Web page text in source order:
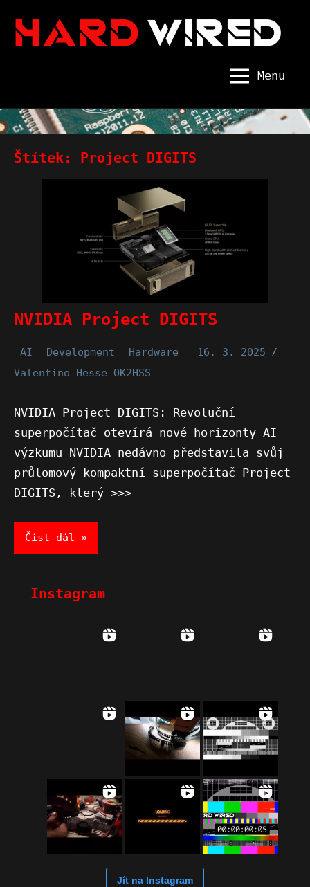
content
Wired
Menu
Štítek: Project DIGITS
NVIDIA Project DIGITS
AI Development Hardware
16. 3. 2025
Valentino Hesse OK2HSS
NVIDIA Project DIGITS: Revoluční
superpočítač otevírá nové horizonty AI
výzkumu NVIDIA nedávno představila svůj
průlomový kompaktní superpočítač Project
DIGITS, který >>>
Číst dál
Instagram
Jít na Instagram